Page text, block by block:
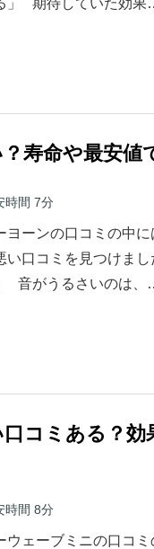
」 期待していた効果
寿命や最安値
時間 7分
ヨーンの口コミの中
い口コミを見つけま
音がうるさいのは、
コミある？効
時間 8分
ウェーブミニの口コ